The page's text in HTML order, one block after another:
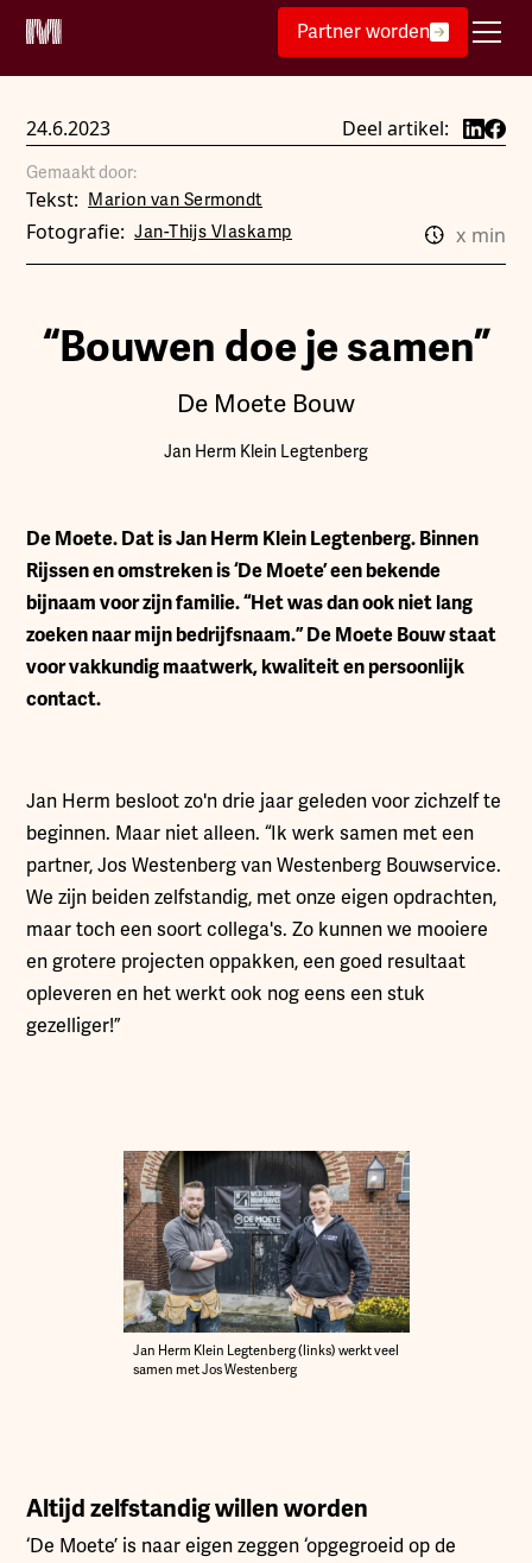
Partner worden
24.6.2023 Deel artikel:
Gemaakt door:
Tekst: Marion van Sermondt
Fotografie: Jan-Thijs Vlaskamp x min
“Bouwen doe je samen”
De Moete Bouw
Jan Herm Klein Legtenberg
De Moete. Dat is Jan Herm Klein Legtenberg. Binnen
Rijssen en omstreken is ‘De Moete’ een bekende
bijnaam voor zijn familie. “Het was dan ook niet lang
zoeken naar mijn bedrijfsnaam.” De Moete Bouw staat
voor vakkundig maatwerk, kwaliteit en persoonlijk
contact.
Jan Herm besloot zo'n drie jaar geleden voor zichzelf te
beginnen. Maar niet alleen. “Ik werk samen met een
partner, Jos Westenberg van Westenberg Bouwservice.
We zijn beiden zelfstandig, met onze eigen opdrachten,
maar toch een soort collega's. Zo kunnen we mooiere
en grotere projecten oppakken, een goed resultaat
opleveren en het werkt ook nog eens een stuk
gezelliger!”
Jan Herm Klein Legtenberg (links) werkt veel
samen met Jos Westenberg
Altijd zelfstandig willen worden
‘De Moete’ is naar eigen zeggen ‘opgegroeid op de